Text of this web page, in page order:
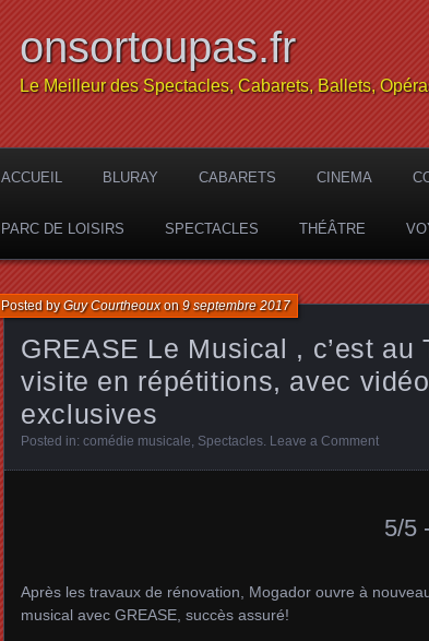
onsortoupas.fr
Le Meilleur des Spectacles, Cabarets, Ballets,
ACCUEIL BLURAY CABARETS CINEMA
PARC DE LOISIRS SPECTACLES THÉÂTRE
GREASE Le Musical , c’est au
visite en répétitions, avec
exclusives
Posted byGuy Courtheouxon9 septembre 2017
Posted in: comédie musicale, Spectacles. Leave a Comment
5/5
Après les travaux de rénovation, Mogador ouvre à
musical avec GREASE, succès assuré!